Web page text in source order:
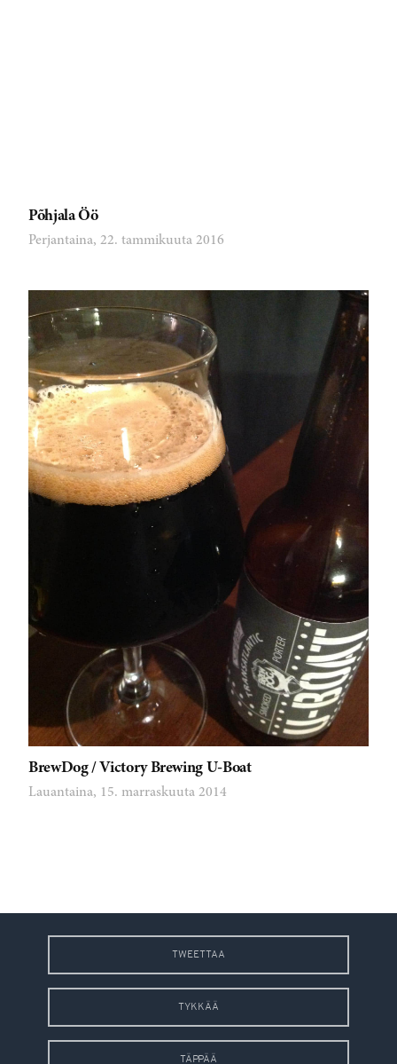
Põhjala Öö
Perjantaina, 22. tammikuuta 2016
BrewDog / Victory Brewing U-Boat
Lauantaina, 15. marraskuuta 2014
TWEETTAA
TYKKÄÄ
TÄPPÄÄ